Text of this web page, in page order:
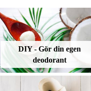
DIY - Gör din egen
deodorant